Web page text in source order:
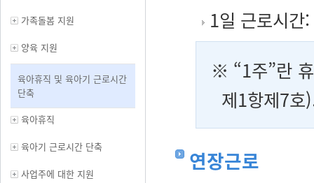
가족돌봄 지원
양육 지원
육아휴직 및 육아기 근로시간
단축
육아휴직
육아기 근로시간 단축
사업주에 대한 지원
1일 근로시간
※ “1주”란
제1항제7호
연장근로